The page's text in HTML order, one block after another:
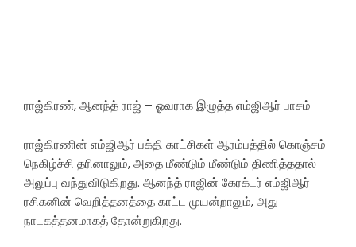
ராஜ்கிரண், ஆனந்த் ராஜ் – ஓவராக இழுத்த எம்ஜிஆர் பாசம்
ராஜ்கிரணின் எம்ஜிஆர் பக்தி காட்சிகள் ஆரம்பத்தில் கொஞ்சம்
நெகிழ்ச்சி தரினாலும், அதை மீண்டும் மீண்டும் திணித்ததால்
அலுப்பு வந்துவிடுகிறது. ஆனந்த் ராஜின் கேரக்டர் எம்ஜிஆர்
ரசிகனின் வெறித்தனத்தை காட்ட முயன்றாலும், அது
நாடகத்தனமாகத் தோன்றுகிறது.